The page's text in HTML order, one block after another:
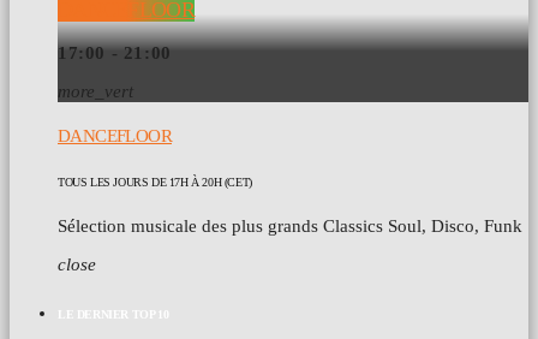
DANCEFLOOR
17:00 - 21:00
more_vert
DANCEFLOOR
TOUS LES JOURS DE 17H À 20H (CET)
Sélection musicale des plus grands Classics Soul, Disco, Funk
close
LE DERNIER TOP 10